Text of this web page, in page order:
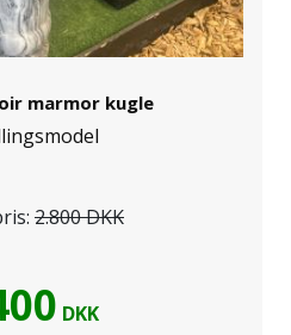
marmor kugle
2.800 DKK
DKK